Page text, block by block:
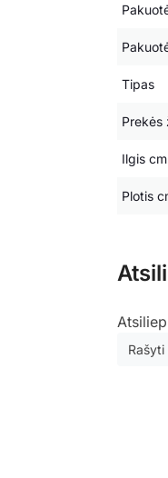
Tipas
Prekės
Ilgis cm
Plotis